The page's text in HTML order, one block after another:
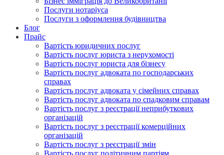
Послуги нотаріуса
Послуги з оформлення будівництва
Блог
Прайс
Вартість юридичних послуг
Вартість послуг юриста з нерухомості
Вартість послуг юриста для бізнесу
Вартість послуг адвоката по господарських
справах
Вартість послуг адвоката у сімейних справах
Вартість послуг адвоката по спадковим справам
Вартість послуг з реєстрації неприбуткових
організацій
Вартість послуг з реєстрації комерційних
організацій
Вартість послуг з реєстрації змін
Вартість послуг політичним партіям